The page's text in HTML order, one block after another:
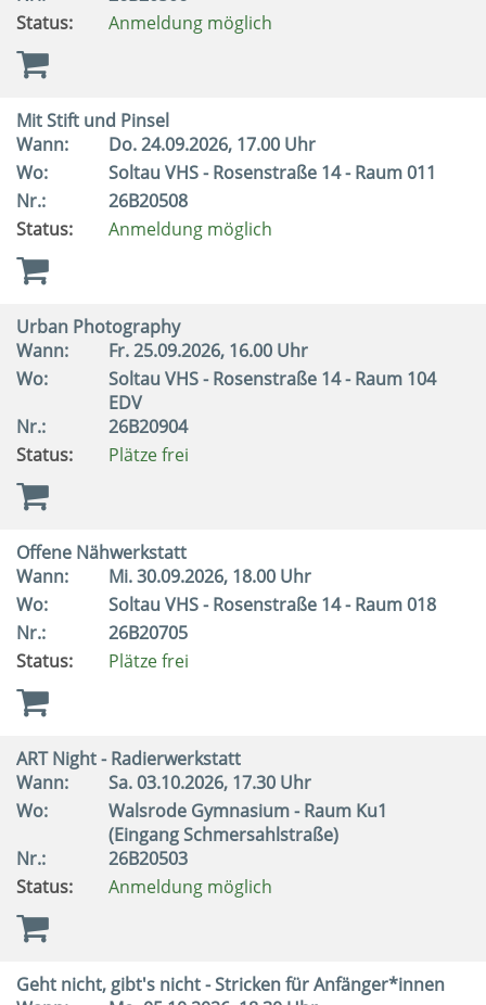
Status:
Anmeldung möglich
Mit Stift und Pinsel
Wann:
Do.24.09.2026, 17.00 Uhr
Wo:
Soltau VHS - Rosenstraße 14 - Raum 011
Nr.:
26B20508
Status:
Anmeldung möglich
Urban Photography
Wann:
Fr.25.09.2026, 16.00 Uhr
Wo:
Soltau VHS - Rosenstraße 14 - Raum 104
EDV
Nr.:
26B20904
Status:
Plätze frei
Offene Nähwerkstatt
Wann:
Mi.30.09.2026, 18.00 Uhr
Wo:
Soltau VHS - Rosenstraße 14 - Raum 018
Nr.:
26B20705
Status:
Plätze frei
ART Night - Radierwerkstatt
Wann:
Sa.03.10.2026, 17.30 Uhr
Wo:
Walsrode Gymnasium - Raum Ku1
(Eingang Schmersahlstraße)
Nr.:
26B20503
Status:
Anmeldung möglich
Geht nicht, gibt's nicht - Stricken für Anfänger*innen